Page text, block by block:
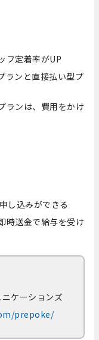
フ定着率がUP
ランと直接払い型プ
ランは、費用をかけ
し込みができる
時送金で給与を受け
ケーションズ
prepoke/